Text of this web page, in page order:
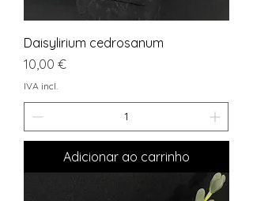
Daisylirium cedrosanum
Preço
10,00 €
IVA incl.
Adicionar ao carrinho